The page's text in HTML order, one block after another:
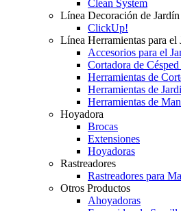
Clean System
Línea Decoración de Jardín
ClickUp!
Línea Herramientas para el
Accesorios para el
Cortadora de
Herramientas de
Herramientas de
Herramientas de
Hoyadora
Brocas
Extensiones
Hoyadoras
Rastreadores
Rastreadores para
Otros Productos
Ahoyadoras